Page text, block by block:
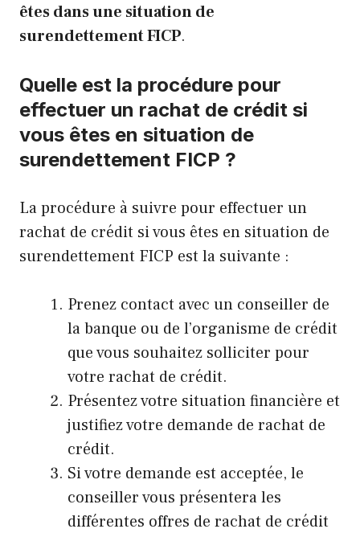
êtes dans une situation de
surendettement FICP.
Quelle est la procédure pour
effectuer un rachat de crédit si
vous êtes en situation de
surendettement FICP ?
La procédure à suivre pour effectuer un
rachat de crédit si vous êtes en situation de
surendettement FICP est la suivante :
Prenez contact avec un conseiller de
la banque ou de l’organisme de crédit
que vous souhaitez solliciter pour
votre rachat de crédit.
Présentez votre situation financière et
justifiez votre demande de rachat de
crédit.
Si votre demande est acceptée, le
conseiller vous présentera les
différentes offres de rachat de crédit